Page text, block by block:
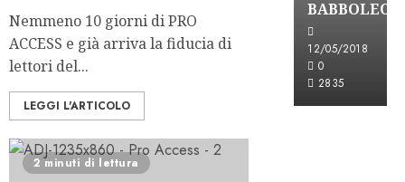
Nemmeno 10 giorni di PRO
ACCESS e già arriva la fiducia di
lettori del...
LEGGI L'ARTICOLO
2 minuti di lettura
BABBOLEO
12/05/2018
0
2835